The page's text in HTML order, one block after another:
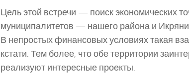
Цель этой встречи — поиск экономических
муниципалитетов — нашего района и
В непростых финансовых условиях такая
кстати. Тем более, что обе территории
реализуют интересные проекты.